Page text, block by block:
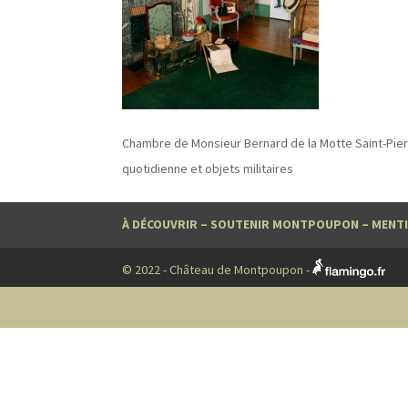
Chambre de Monsieur Bernard de la Motte Saint-
quotidienne et objets militaires
À DÉCOUVRIR – SOUTENIR MONTPOUPON –
© 2022 - Château de Montpoupon -